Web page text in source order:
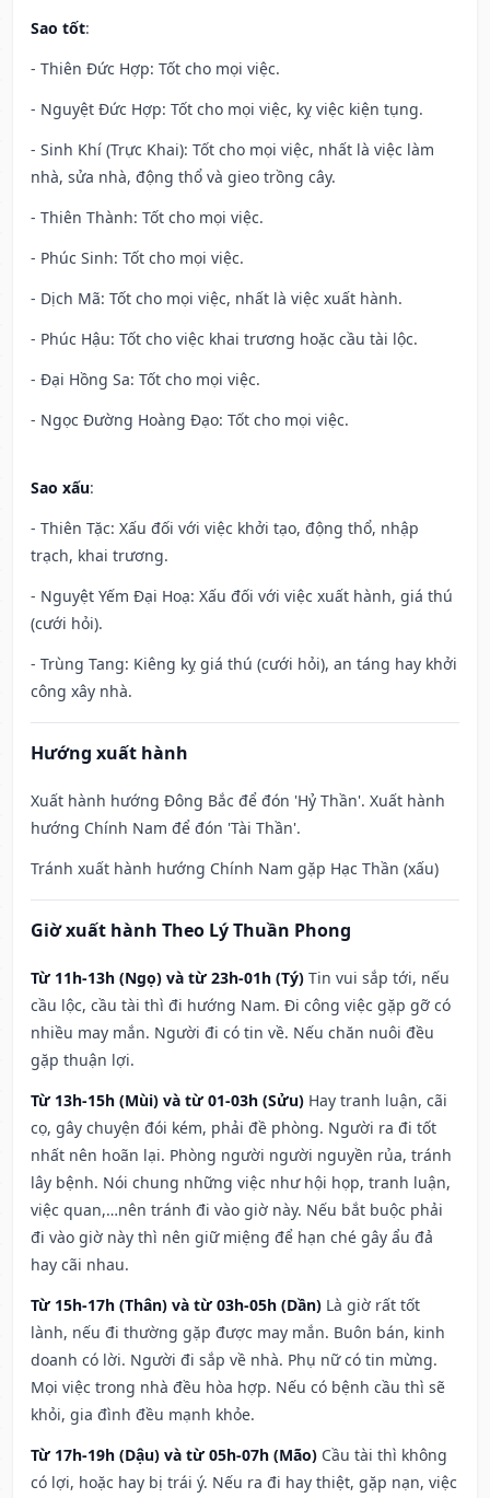
Sao tốt:
- Thiên Đức Hợp: Tốt cho mọi việc.
- Nguyệt Đức Hợp: Tốt cho mọi việc, kỵ việc kiện tụng.
- Sinh Khí (Trực Khai): Tốt cho mọi việc, nhất là việc làm
nhà, sửa nhà, động thổ và gieo trồng cây.
- Thiên Thành: Tốt cho mọi việc.
- Phúc Sinh: Tốt cho mọi việc.
- Dịch Mã: Tốt cho mọi việc, nhất là việc xuất hành.
- Phúc Hậu: Tốt cho việc khai trương hoặc cầu tài lộc.
- Đại Hồng Sa: Tốt cho mọi việc.
- Ngọc Đường Hoàng Đạo: Tốt cho mọi việc.
Sao xấu:
- Thiên Tặc: Xấu đối với việc khởi tạo, động thổ, nhập
trạch, khai trương.
- Nguyệt Yếm Đại Hoạ: Xấu đối với việc xuất hành, giá thú
(cưới hỏi).
- Trùng Tang: Kiêng kỵ giá thú (cưới hỏi), an táng hay khởi
công xây nhà.
Hướng xuất hành
Xuất hành hướng Đông Bắc để đón 'Hỷ Thần'. Xuất hành
hướng Chính Nam để đón 'Tài Thần'.
Tránh xuất hành hướng Chính Nam gặp Hạc Thần (xấu)
Giờ xuất hành Theo Lý Thuần Phong
Từ 11h-13h (Ngọ) và từ 23h-01h (Tý) Tin vui sắp tới, nếu
cầu lộc, cầu tài thì đi hướng Nam. Đi công việc gặp gỡ có
nhiều may mắn. Người đi có tin về. Nếu chăn nuôi đều
gặp thuận lợi.
Từ 13h-15h (Mùi) và từ 01-03h (Sửu) Hay tranh luận, cãi
cọ, gây chuyện đói kém, phải đề phòng. Người ra đi tốt
nhất nên hoãn lại. Phòng người người nguyền rủa, tránh
lây bệnh. Nói chung những việc như hội họp, tranh luận,
việc quan,…nên tránh đi vào giờ này. Nếu bắt buộc phải
đi vào giờ này thì nên giữ miệng để hạn ché gây ẩu đả
hay cãi nhau.
Từ 15h-17h (Thân) và từ 03h-05h (Dần) Là giờ rất tốt
lành, nếu đi thường gặp được may mắn. Buôn bán, kinh
doanh có lời. Người đi sắp về nhà. Phụ nữ có tin mừng.
Mọi việc trong nhà đều hòa hợp. Nếu có bệnh cầu thì sẽ
khỏi, gia đình đều mạnh khỏe.
Từ 17h-19h (Dậu) và từ 05h-07h (Mão) Cầu tài thì không
có lợi, hoặc hay bị trái ý. Nếu ra đi hay thiệt, gặp nạn, việc